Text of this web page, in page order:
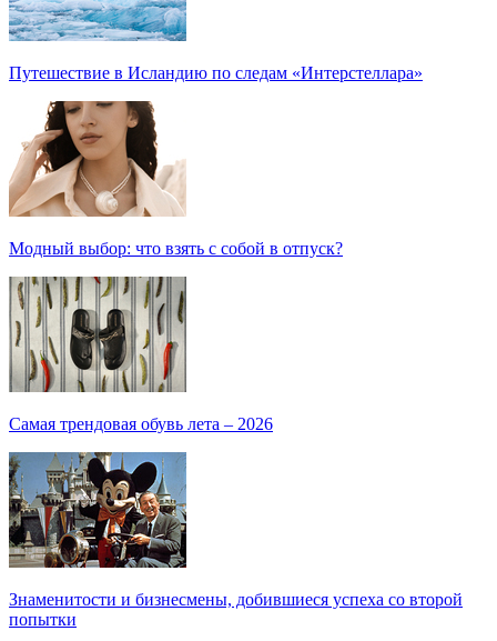
Путешествие в Исландию по следам «Интерстеллара»
Модный выбор: что взять с собой в отпуск?
Самая трендовая обувь лета – 2026
Знаменитости и бизнесмены, добившиеся успеха со второй
попытки